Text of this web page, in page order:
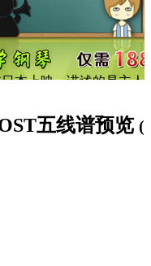
本上映。讲述的是主人
一个非常活跃的音乐创
有语言的，是哼唱的旋
山的画面一样空灵，听
五线谱预览 (